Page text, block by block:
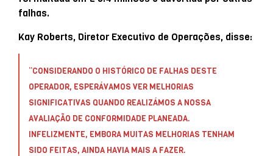
falhas.
Kay Roberts, Diretor Executivo de Operações, disse:
“CONSIDERANDO O HISTÓRICO DE FALHAS DESTE
OPERADOR, ESPERÁVAMOS VER MELHORIAS
SIGNIFICATIVAS QUANDO REALIZÁMOS A NOSSA
AVALIAÇÃO DE CONFORMIDADE PLANEADA.
INFELIZMENTE, EMBORA MUITAS MELHORIAS TENHAM
SIDO FEITAS, AINDA HAVIA MAIS A FAZER.